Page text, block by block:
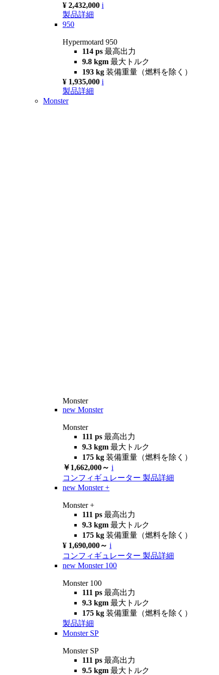
¥ 2,432,000 i
製品詳細
950
Hypermotard 950
114 ps 最高出力
9.8 kgm 最大トルク
193 kg 装備重量（燃料を除く）
¥ 1,935,000 i
製品詳細
Monster
Monster
new Monster
Monster
111 ps 最高出力
9.3 kgm 最大トルク
175 kg 装備重量（燃料を除く）
￥1,662,000～ i
コンフィギュレーター 製品詳細
new Monster +
Monster +
111 ps 最高出力
9.3 kgm 最大トルク
175 kg 装備重量（燃料を除く）
¥ 1,690,000～ i
コンフィギュレーター 製品詳細
new Monster 100
Monster 100
111 ps 最高出力
9.3 kgm 最大トルク
175 kg 装備重量（燃料を除く）
製品詳細
Monster SP
Monster SP
111 ps 最高出力
9.5 kgm 最大トルク